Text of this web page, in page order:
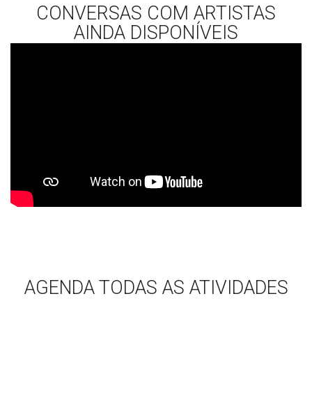
CONVERSAS COM ARTISTAS
AINDA DISPONÍVEIS
AGENDA TODAS AS ATIVIDADES